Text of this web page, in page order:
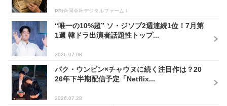
PR(合同会社デジタルファーム )
“唯一の10%超” ソ・ジソブ2週連続1位！7月第
1週 韓ドラ出演者話題性トップ...
2026.07.08
パク・ウンビン×チャウヌに続く注目作は？20
26年下半期配信予定「Netflix...
2026.07.28